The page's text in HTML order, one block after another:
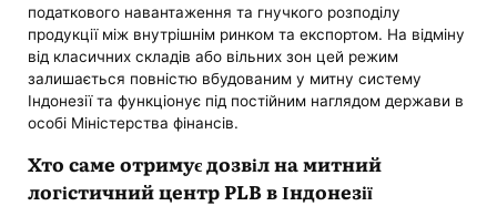
податкового навантаження та гнучкого розподілу
продукції між внутрішнім ринком та експортом. На відміну
від класичних складів або вільних зон цей режим
залишається повністю вбудованим у митну систему
Індонезії та функціонує під постійним наглядом держави в
особі Міністерства фінансів.
Хто саме отримує дозвіл на митний
логістичний центр PLB в Індонезії